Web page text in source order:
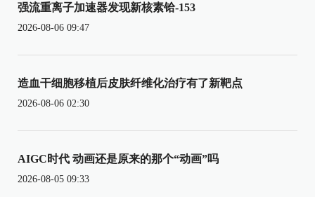
强流重离子加速器发现新核素铪-153
2026-08-06 09:47
造血干细胞移植后皮肤纤维化治疗有了新靶点
2026-08-06 02:30
AIGC时代 动画还是原来的那个“动画”吗
2026-08-05 09:33